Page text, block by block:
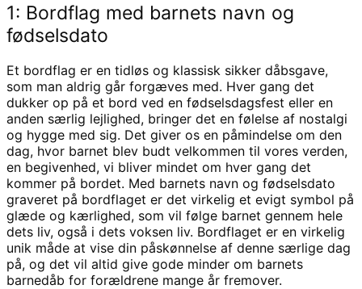
1: Bordflag med barnets navn og
fødselsdato
Et bordflag er en tidløs og klassisk sikker dåbsgave,
som man aldrig går forgæves med. Hver gang det
dukker op på et bord ved en fødselsdagsfest eller en
anden særlig lejlighed, bringer det en følelse af nostalgi
og hygge med sig. Det giver os en påmindelse om den
dag, hvor barnet blev budt velkommen til vores verden,
en begivenhed, vi bliver mindet om hver gang det
kommer på bordet. Med barnets navn og fødselsdato
graveret på bordflaget er det virkelig et evigt symbol på
glæde og kærlighed, som vil følge barnet gennem hele
dets liv, også i dets voksen liv. Bordflaget er en virkelig
unik måde at vise din påskønnelse af denne særlige dag
på, og det vil altid give gode minder om barnets
barnedåb for forældrene mange år fremover.